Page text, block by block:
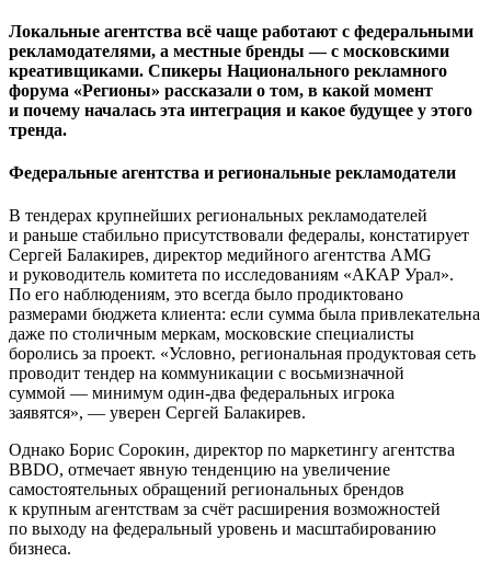
Локальные агентства всё чаще работают с федеральными
рекламодателями, а местные бренды — с московскими
креативщиками. Спикеры Национального рекламного
форума «Регионы» рассказали о том, в какой момент
и почему началась эта интеграция и какое будущее у этого
тренда.
Федеральные агентства и региональные рекламодатели
В тендерах крупнейших региональных рекламодателей
и раньше стабильно присутствовали федералы, констатирует
Сергей Балакирев, директор медийного агентства AMG
и руководитель комитета по исследованиям «АКАР Урал».
По его наблюдениям, это всегда было продиктовано
размерами бюджета клиента: если сумма была привлекательна
даже по столичным меркам, московские специалисты
боролись за проект. «Условно, региональная продуктовая сеть
проводит тендер на коммуникации с восьмизначной
суммой — минимум один-два федеральных игрока
заявятся», — уверен Сергей Балакирев.
Однако Борис Сорокин, директор по маркетингу агентства
BBDO, отмечает явную тенденцию на увеличение
самостоятельных обращений региональных брендов
к крупным агентствам за счёт расширения возможностей
по выходу на федеральный уровень и масштабированию
бизнеса.